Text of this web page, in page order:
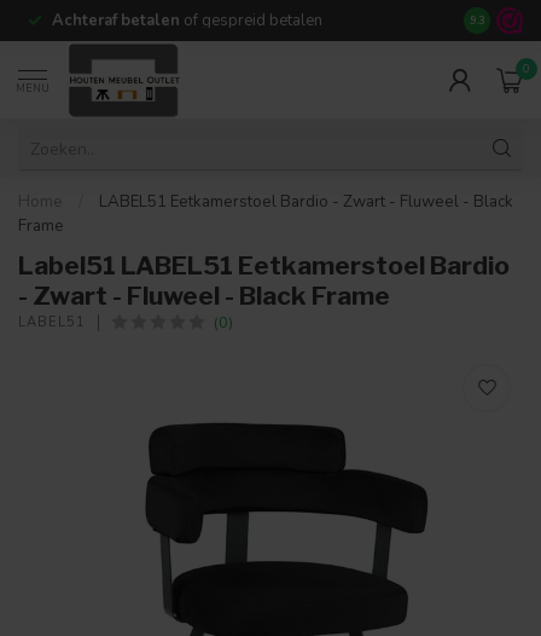
Achteraf betalen of gespreid betalen 14 dagen
9.3
MENU
0
Home
LABEL51 Eetkamerstoel Bardio - Zwart - Fluweel - Black
Frame
Label51 LABEL51 Eetkamerstoel Bardio
- Zwart - Fluweel - Black Frame
LABEL51 (0)